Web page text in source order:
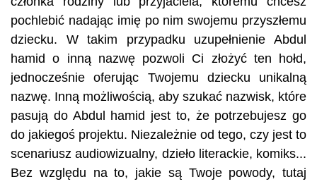
pochlebić nadając imię po nim swojemu przyszłemu
dziecku. W takim przypadku uzupełnienie Abdul
hamid o inną nazwę pozwoli Ci złożyć ten hołd,
jednocześnie oferując Twojemu dziecku unikalną
nazwę. Inną możliwością, aby szukać nazwisk, które
pasują do Abdul hamid jest to, że potrzebujesz go
do jakiegoś projektu. Niezależnie od tego, czy jest to
scenariusz audiowizualny, dzieło literackie, komiks...
Bez względu na to, jakie są Twoje powody, tutaj